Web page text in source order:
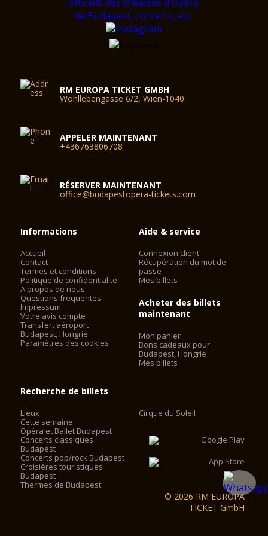
RM EUROPA TICKET GMBH
Wohllebengasse 6/2, Wien-1040
APPELER MAINTENANT
+436763806708
RÉSERVER MAINTENANT
office@budapestopera-tickets.com
Informations
Accueil
Contact
Termes et conditions
Politique de confidentialite
A propos de nous
Questions frequentes
Impressum
Votre avis compte
Transfert aéroport
Budapest, Hongrie
Paramètres des cookies
Aide & service
Connexion client
Récupération du mot de
passe
Mes billets
Acheter des billets
maintenant
Mon panier
Bons cadeaux pour
Budapest, Hongrie
Mes billets
Recherche de billets
Lieux
Cette semaine
Opéra et Ballet Budapest
Concerts classiques
Budapest
Concerts pop/rock Budapest
Croisières touristiques
Budapest
Thermes de Budapest
Cirque du Soleil
© 2026 RM EUROPA
TICKET GmbH